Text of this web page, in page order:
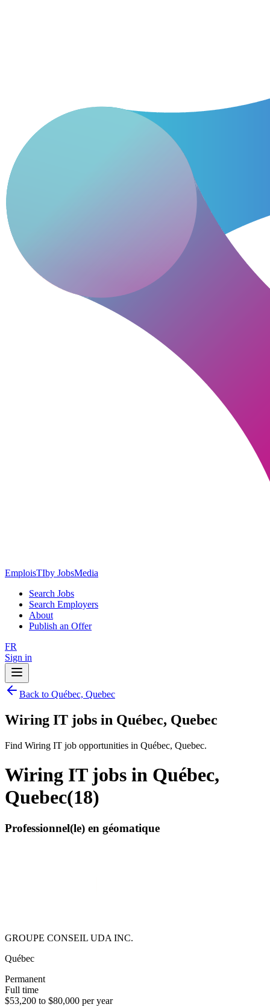
EmploisTIby JobsMedia
Search Jobs
Search Employers
About
Publish an Offer
FR
Sign in
Back to Québec, Quebec
Wiring IT jobs in Québec, Quebec
Find Wiring IT job opportunities in Québec, Quebec.
Wiring IT jobs in Québec,
Quebec(18)
Professionnel(le) en géomatique
GROUPE CONSEIL UDA INC.
Québec
Permanent
Full time
$53,200 to $80,000 per year